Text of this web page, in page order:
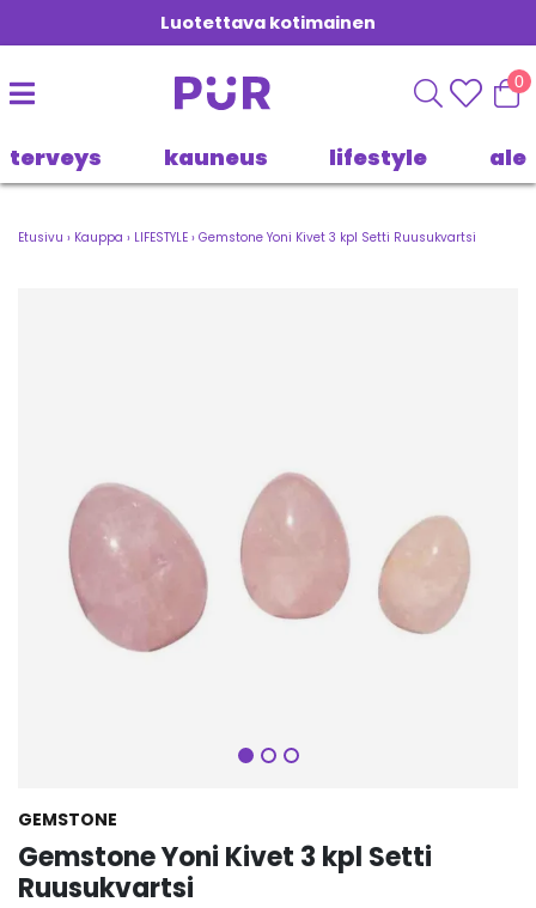
Luotettava kotimainen
0
terveys kauneus lifestyle ale
Etusivu › Kauppa › LIFESTYLE › Gemstone Yoni Kivet 3 kpl Setti Ruusukvartsi
Seuraava
GEMSTONE
Gemstone Yoni Kivet 3 kpl Setti
Ruusukvartsi